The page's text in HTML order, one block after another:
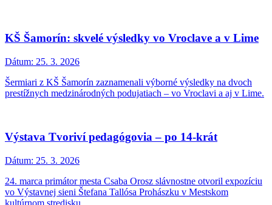
KŠ Šamorín: skvelé výsledky vo Vroclave a v Lime
Dátum: 25. 3. 2026
Šermiari z KŠ Šamorín zaznamenali výborné výsledky na dvoch
prestížnych medzinárodných podujatiach – vo Vroclavi a aj v Lime.
Výstava Tvoriví pedagógovia – po 14-krát
Dátum: 25. 3. 2026
24. marca primátor mesta Csaba Orosz slávnostne otvoril expozíciu
vo Výstavnej sieni Štefana Tallósa Prohászku v Mestskom
kultúrnom stredisku.